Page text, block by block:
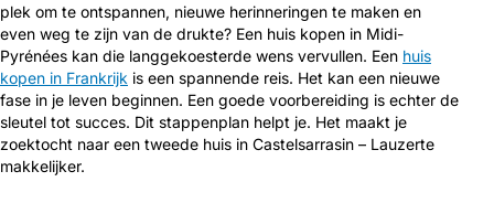
plek om te ontspannen, nieuwe herinneringen te maken en
even weg te zijn van de drukte? Een huis kopen in Midi-
Pyrénées kan die langgekoesterde wens vervullen. Een huis
kopen in Frankrijk is een spannende reis. Het kan een nieuwe
fase in je leven beginnen. Een goede voorbereiding is echter de
sleutel tot succes. Dit stappenplan helpt je. Het maakt je
zoektocht naar een tweede huis in Castelsarrasin – Lauzerte
makkelijker.